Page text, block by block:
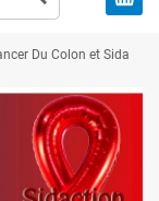
Du Colon et Sida